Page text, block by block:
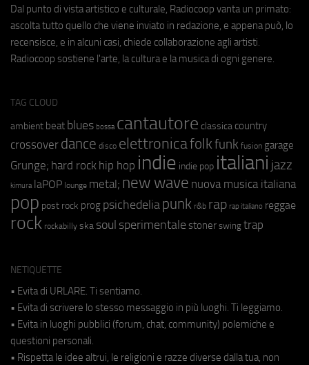
Dal punto di vista artistico e culturale, Radiocoop vanta un primato:
ascolta tutto quello che viene inviato in redazione, e appena può, lo
recensisce, e in alcuni casi, chiede collaborazione agli artisti.
Radiocoop sostiene l'arte, la cultura e la musica di ogni genere.
TAG CLOUD
ambient beat blues bossa cantautore classica country
crossover dance disco elettronicafolkfunk fusion garage
Grunge; hard rock hip hop indie indie pop italiani jazz
kimura laPOP lounge metal; new wave nuova musica italiana
pop post rock prog psichedeliapunk r&b rap rap italiano reggae
rock rockabilly ska soul sperimentale stoner swing trap
NETIQUETTE
• Evita di URLARE. Ti sentiamo.
• Evita di scrivere lo stesso messaggio in più luoghi. Ti leggiamo.
• Evita in luoghi pubblici (forum, chat, community) polemiche e
questioni personali.
• Rispetta le idee altrui, le religioni e razze diverse dalla tua, non